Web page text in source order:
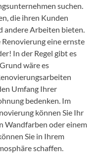
suchen.
die ihren Kunden
andere Arbeiten bieten.
Renovierung eine ernste
In der Regel gibt es
wäre es
Umfang Ihrer
bedenken. Im
können Sie Ihr
Wandfarben oder einem
Sie in Ihrem
schaffen.